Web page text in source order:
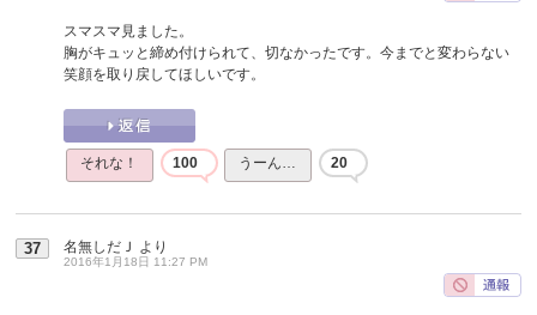
スマスマ見ました。
胸がキュッと締め付けられて、切なかったです。今までと変わらない
笑顔を取り戻してほしいです。
それな！ 100 うーん… 20
37 名無しだＪ より
2016年1月18日 11:27 PM